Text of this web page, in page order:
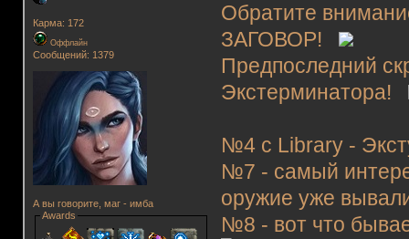
Карма: 172
Оффлайн
Сообщений: 1379
А вы говорите, маг - имба
Awards
Обратите
ЗАГОВОР!
Предпоследний
Экстерминатора!
№4 с Library -
№7 - самый
оружие уже
№8 - вот что